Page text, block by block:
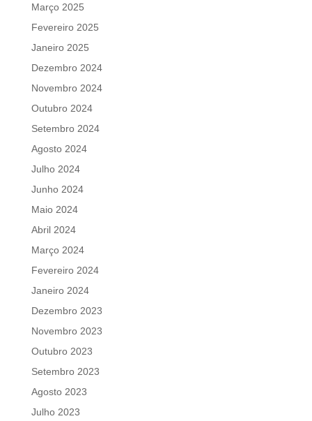
Março 2025
Fevereiro 2025
Janeiro 2025
Dezembro 2024
Novembro 2024
Outubro 2024
Setembro 2024
Agosto 2024
Julho 2024
Junho 2024
Maio 2024
Abril 2024
Março 2024
Fevereiro 2024
Janeiro 2024
Dezembro 2023
Novembro 2023
Outubro 2023
Setembro 2023
Agosto 2023
Julho 2023